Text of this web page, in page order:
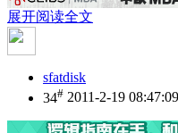
展开阅读全文
sfatdisk
34# 2011-2-19 08:47:09